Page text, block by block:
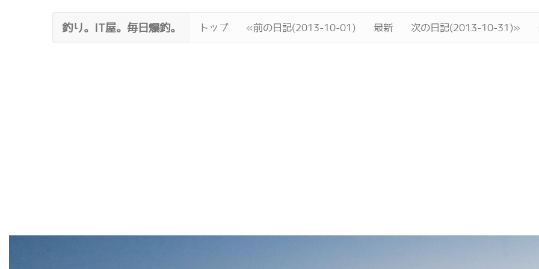
釣り。IT屋。毎日爆釣。 トップ «前の日記(2013-10-01) 最新 次の日記(2013-10-31)»